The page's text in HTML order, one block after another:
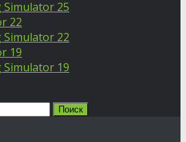
Simulator 25
22
Simulator 22
19
Simulator 19